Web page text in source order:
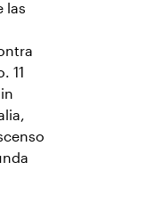
las
11